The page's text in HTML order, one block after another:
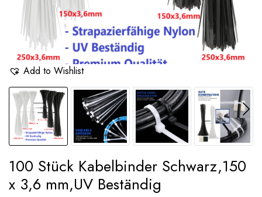
Add to Wishlist
100 Stück Kabelbinder Schwarz,150
x 3,6 mm,UV Beständig